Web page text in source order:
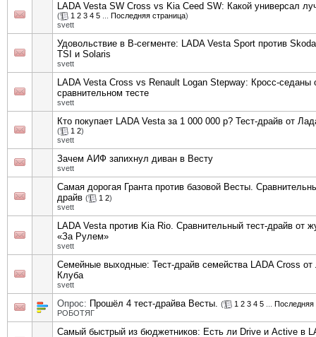
LADA Vesta SW Cross vs Kia Ceed SW: Какой универсал
( 1 2 3 4 5 Последняя страница)
svett
Удовольствие в В-сегменте: LADA Vesta Sport против
TSI и Solaris
svett
LADA Vesta Cross vs Renault Logan Stepway: Кросс-седаны
сравнительном тесте
svett
Кто покупает LADA Vesta за 1 000 000 р? Тест-драйв от
( 1 2)
svett
Зачем АИФ запихнул диван в Весту
svett
Самая дорогая Гранта против базовой Весты.
драйв ( 1 2)
svett
LADA Vesta против Kia Rio. Сравнительный тест-драйв от
«За Рулем»
svett
Семейные выходные: Тест-драйв семейства LADA Cross от
Клуба
svett
Опрос: Прошёл 4 тест-драйва Весты. ( 1 2 3 4 5
Последняя
РОБОТЯГ
Самый быстрый из бюджетников: Есть ли Drive и Active в